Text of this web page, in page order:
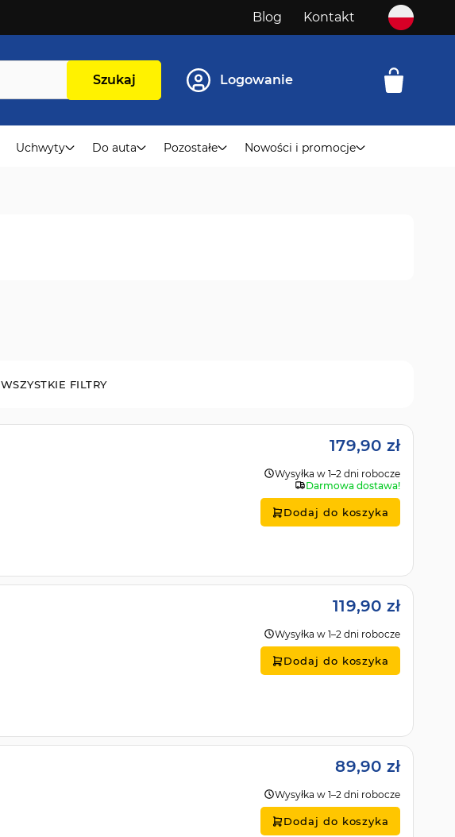
Blog Kontakt
Szukaj Logowanie
Uchwyty Do auta Pozostałe Nowości i promocje
WSZYSTKIE FILTRY
179,90 zł
Wysyłka w 1–2 dni robocze
Darmowa dostawa!
Dodaj do koszyka
119,90 zł
Wysyłka w 1–2 dni robocze
Dodaj do koszyka
89,90 zł
Wysyłka w 1–2 dni robocze
Dodaj do koszyka